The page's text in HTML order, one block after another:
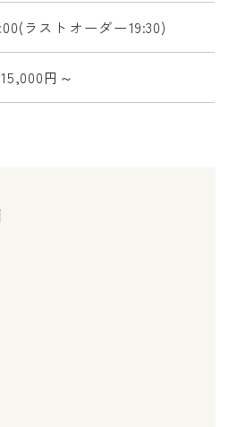
ラストオーダー19:30)
円～